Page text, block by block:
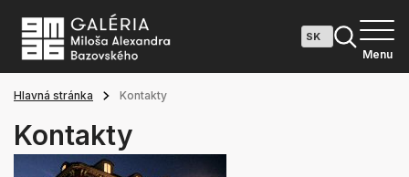
Menu
Hlavná stránka Kontakty
Kontakty